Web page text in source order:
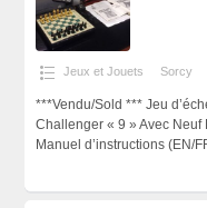
Jeux et Jouets Sorcy
***Vendu/Sold *** Jeu
Challenger « 9 » Avec Neuf
Manuel d’instructions (EN/